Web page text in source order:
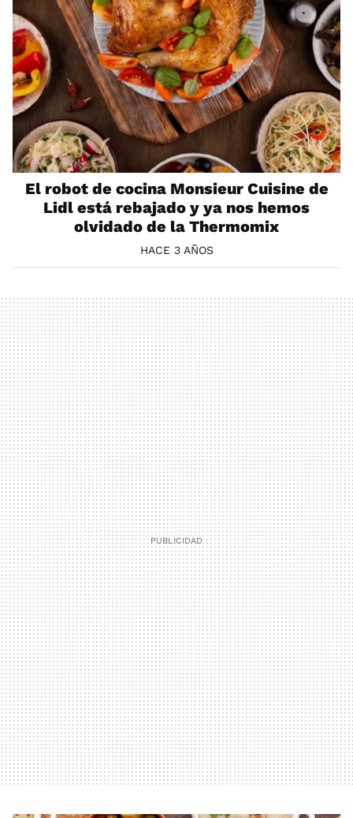
El robot de cocina Monsieur Cuisine de
Lidl está rebajado y ya nos hemos
olvidado de la Thermomix
HACE 3 AÑOS